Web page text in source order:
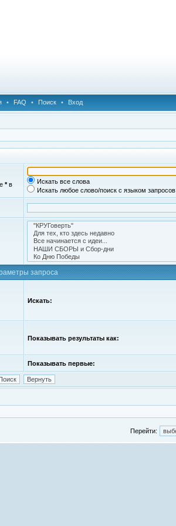
• FAQ • Поиск • Вход
*в
Искать все слова
Искать любое слово/поиск с языком запросов
запроса
Искать:
Показывать результаты как:
Показывать первые:
Перейти: